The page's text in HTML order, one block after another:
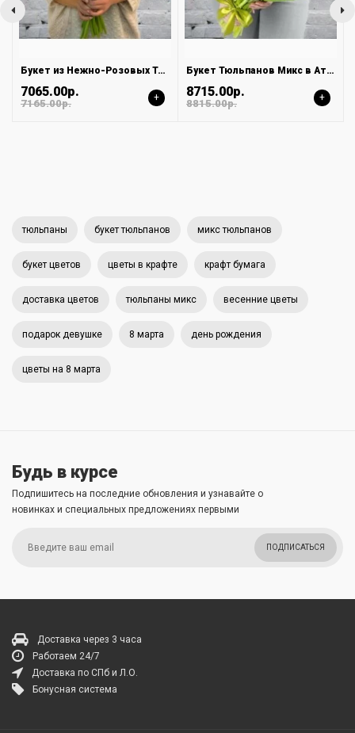
Букет из Нежно-Розовых Тюльпанов в Атласной Ленте
7065.00р.
7165.00р. +
Букет Тюльпанов Микс в Атласной ленте
8715.00р.
8815.00р. +
тюльпаны букет тюльпанов микс тюльпанов
букет цветов цветы в крафте крафт бумага
доставка цветов тюльпаны микс весенние цветы
подарок девушке 8 марта день рождения
цветы на 8 марта
Будь в курсе
Подпишитесь на последние обновления и узнавайте о
новинках и специальных предложениях первыми
ПОДПИСАТЬСЯ
Доставка через 3 часа
Работаем 24/7
Доставка по СПб и Л.О.
Бонусная система